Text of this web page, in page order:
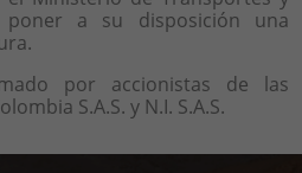
poner a su disposición una
por accionistas de las
S.A.S. y N.I. S.A.S.